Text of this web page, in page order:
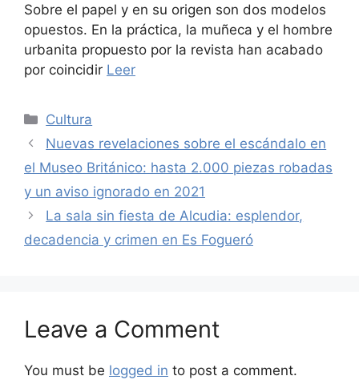
Sobre el papel y en su origen son dos modelos
opuestos. En la práctica, la muñeca y el hombre
urbanita propuesto por la revista han acabado
por coincidir Leer
Categories
Cultura
Nuevas revelaciones sobre el escándalo en
el Museo Británico: hasta 2.000 piezas robadas
y un aviso ignorado en 2021
La sala sin fiesta de Alcudia: esplendor,
decadencia y crimen en Es Fogueró
Leave a Comment
You must be logged in to post a comment.